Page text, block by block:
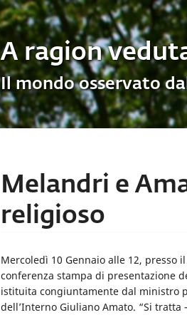
A ragion
Il mondo osservato
Melandri e
religioso
Mercoledì 10 Gennaio alle 12, presso
conferenza stampa di presentazione
istituita congiuntamente dal ministro
dell’Interno Giuliano Amato. “Si